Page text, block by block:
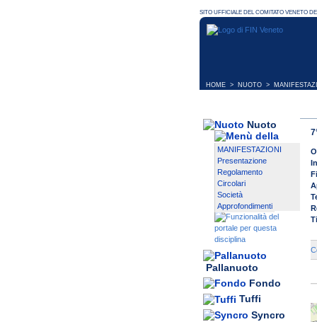
HOME > NUOTO >
Nuoto
MANIFESTAZIONI
Presentazione
Regolamento
Circolari
Società
Approfondimenti
Pallanuoto
Fondo
Tuffi
Syncro